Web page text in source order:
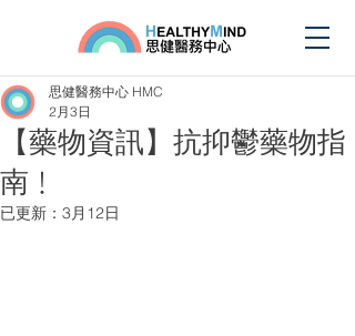
【藥物資訊】抗抑鬱藥物指
南﹗
思健醫務中心 HMC
2月3日
已更新： 3月12日